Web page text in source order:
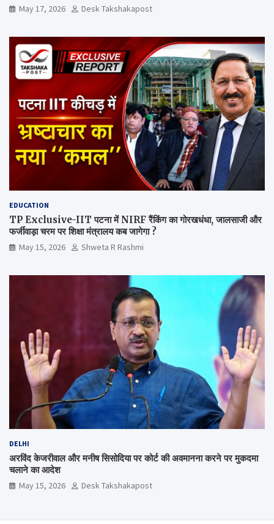
May 17, 2026 Desk Takshakapost
EDUCATION
TP Exclusive-IIT पटना में NIRF रैंकिंग का गोरखधंधा, जालसाजी और
फर्जीवाड़ा चरम पर शिक्षा मंत्रालय कब जागेगा ?
May 15, 2026 Shweta R Rashmi
DELHI
अरविंद केजरीवाल और मनीष सिसोदिया पर कोर्ट की अवमानना करने पर मुकदमा
चलाने का आदेश
May 15, 2026 Desk Takshakapost